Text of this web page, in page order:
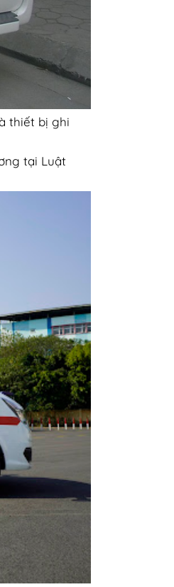
thiết bị ghi
tại Luật